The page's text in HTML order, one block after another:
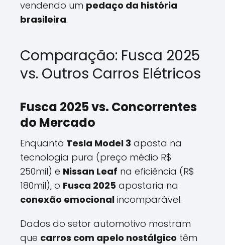
vendendo um pedaço da história
brasileira.
Comparação: Fusca 2025
vs. Outros Carros Elétricos
Fusca 2025 vs. Concorrentes
do Mercado
Enquanto Tesla Model 3 aposta na
tecnologia pura (preço médio R$
250mil) e Nissan Leaf na eficiência (R$
180mil), o Fusca 2025 apostaria na
conexão emocional incomparável.
Dados do setor automotivo mostram
que carros com apelo nostálgico têm